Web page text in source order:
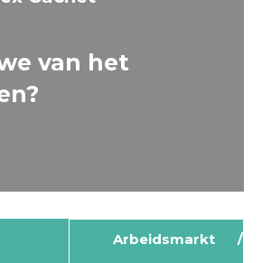
van het
Arbeidsmarkt